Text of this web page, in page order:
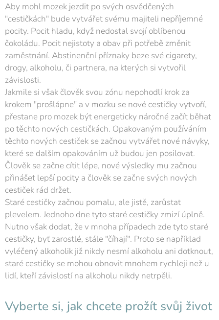
Aby mohl mozek jezdit po svých osvědčených
"cestičkách" bude vytvářet svému majiteli nepříjemné
pocity. Pocit hladu, když nedostal svojí oblíbenou
čokoládu. Pocit nejistoty a obav při potřebě změnit
zaměstnání. Abstinenční příznaky beze své cigarety,
drogy, alkoholu, či partnera, na kterých si vytvořil
závislosti.
Jakmile si však člověk svou zónu nepohodlí krok za
krokem "prošlápne" a v mozku se nové cestičky vytvoří,
přestane pro mozek být energeticky náročné začít běhat
po těchto nových cestičkách. Opakovaným používáním
těchto nových cestiček se začnou vytvářet nové návyky,
které se dalším opakováním už budou jen posilovat.
Člověk se začne cítit lépe, nové výsledky mu začnou
přinášet lepší pocity a člověk se začne svých nových
cestiček rád držet.
Staré cestičky začnou pomalu, ale jistě, zarůstat
plevelem. Jednoho dne tyto staré cestičky zmizí úplně.
Nutno však dodat, že v mnoha případech zde tyto staré
cestičky, byť zarostlé, stále "číhají". Proto se například
vyléčený alkoholik již nikdy nesmí alkoholu ani dotknout,
staré cestičky se mohou obnovit mnohem rychleji než u
lidí, kteří závislostí na alkoholu nikdy netrpěli.
Vyberte si, jak chcete prožít svůj život